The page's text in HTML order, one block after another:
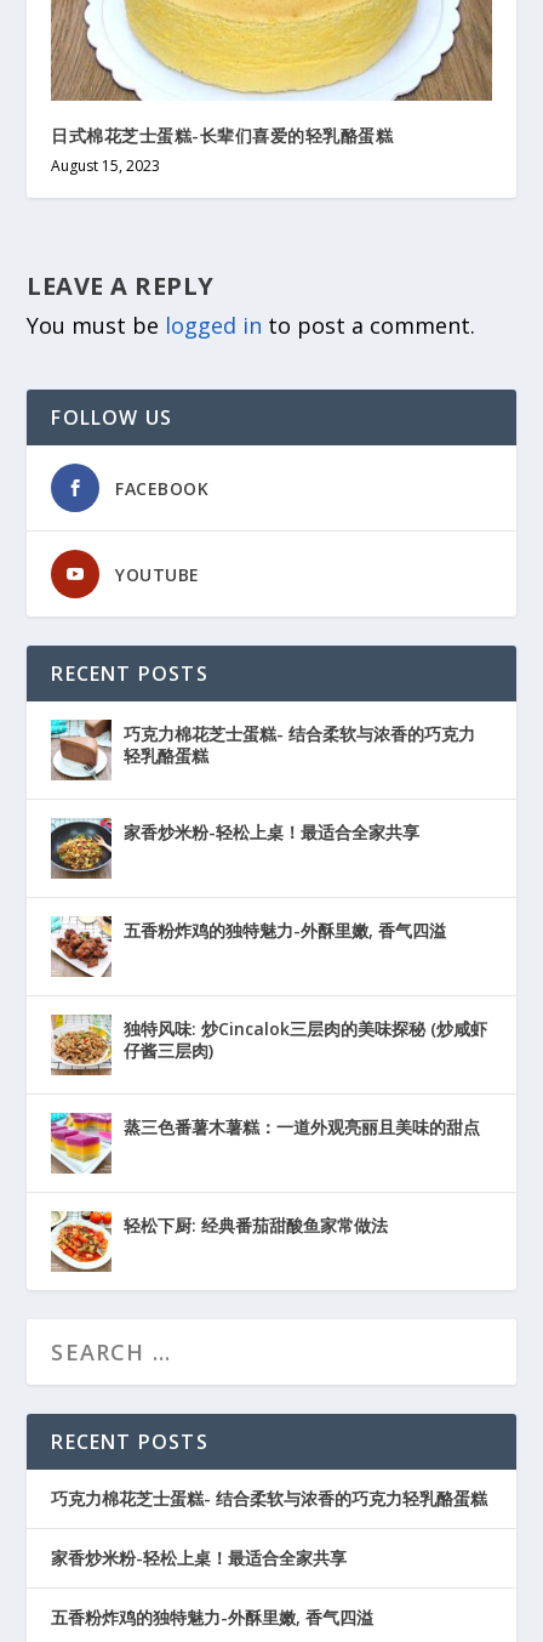
日式棉花芝士蛋糕-长辈们喜爱的轻乳酪蛋糕
August 15, 2023
LEAVE A REPLY
You must be logged in to post a comment.
FOLLOW US
FACEBOOK
YOUTUBE
RECENT POSTS
巧克力棉花芝士蛋糕- 结合柔软与浓香的巧克力
轻乳酪蛋糕
家香炒米粉-轻松上桌！最适合全家共享
五香粉炸鸡的独特魅力-外酥里嫩, 香气四溢
独特风味: 炒Cincalok三层肉的美味探秘 (炒咸虾
仔酱三层肉)
蒸三色番薯木薯糕：一道外观亮丽且美味的甜点
轻松下厨: 经典番茄甜酸鱼家常做法
RECENT POSTS
巧克力棉花芝士蛋糕- 结合柔软与浓香的巧克力轻乳酪蛋糕
家香炒米粉-轻松上桌！最适合全家共享
五香粉炸鸡的独特魅力-外酥里嫩, 香气四溢